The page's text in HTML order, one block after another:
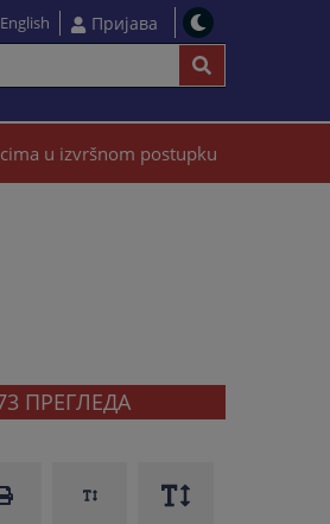
English Пријава
u izvršnom postupku
ПРЕГЛЕДА